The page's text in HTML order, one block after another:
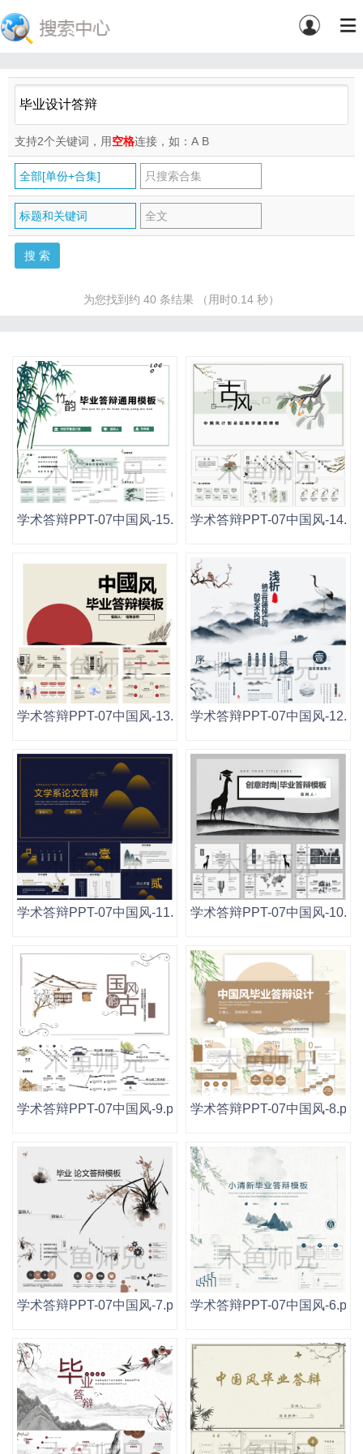
支持2个关键词，用空格连接，如：A B
全部[单份+合集] 只搜索合集
标题和关键词 全文
为您找到约 40 条结果 （用时0.14 秒）
学术答辩PPT-07中国风-15.pptx学术答辩PPT-07中国风-
学术答辩PPT-07中国风-13.pptx学术答辩PPT-07中国风-
学术答辩PPT-07中国风-11.pptx学术答辩PPT-07中国风-
学术答辩PPT-07中国风-9.pptx 学术答辩PPT-07中国风-8.pptx
学术答辩PPT-07中国风-7.pptx 学术答辩PPT-07中国风-6.pptx